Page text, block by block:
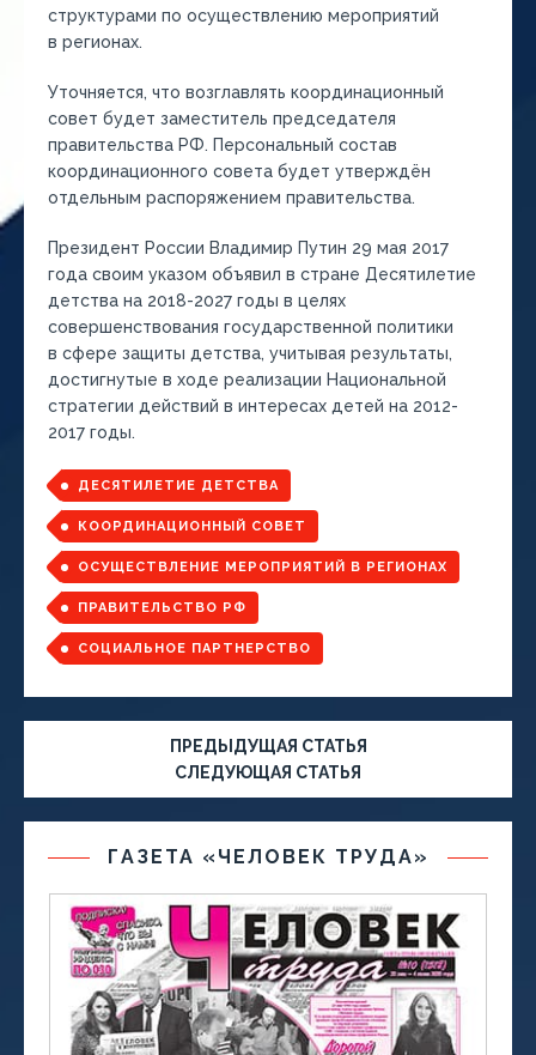
структурами по осуществлению мероприятий
в регионах.
Уточняется, что возглавлять координационный
совет будет заместитель председателя
правительства РФ. Персональный состав
координационного совета будет утверждён
отдельным распоряжением правительства.
Президент России Владимир Путин 29 мая 2017
года своим указом объявил в стране Десятилетие
детства на 2018-2027 годы в целях
совершенствования государственной политики
в сфере защиты детства, учитывая результаты,
достигнутые в ходе реализации Национальной
стратегии действий в интересах детей на 2012-
2017 годы.
ДЕСЯТИЛЕТИЕ ДЕТСТВА
КООРДИНАЦИОННЫЙ СОВЕТ
ОСУЩЕСТВЛЕНИЕ МЕРОПРИЯТИЙ В РЕГИОНАХ
ПРАВИТЕЛЬСТВО РФ
СОЦИАЛЬНОЕ ПАРТНЕРСТВО
ПРЕДЫДУЩАЯ СТАТЬЯ
СЛЕДУЮЩАЯ СТАТЬЯ
ГАЗЕТА «ЧЕЛОВЕК ТРУДА»